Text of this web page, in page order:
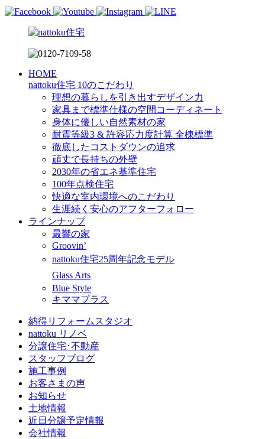
HOME
nattoku住宅 10のこだわり
理想の暮らしを引き出すデザイン力
家具まで標準仕様の空間コーディネート
身体に優しい自然素材の家
耐震等級3 & 許容応力度計算 全棟標準
徹底したコストダウンの追求
頑丈で長持ちの外壁
2030年の省エネ基準住宅
100年点検住宅
快適な室内環境へのこだわり
生涯続く安心のアフターフォロー
ラインナップ
最響の家
Groovin’
nattoku住宅25周年記念モデル
Glass Arts
Blue Style
キママプラス
納得リフォームスタジオ
nattoku リノベ
分譲住宅･不動産
スタッフブログ
施工事例
お客さまの声
お知らせ
土地情報
近日分譲予定情報
会社情報